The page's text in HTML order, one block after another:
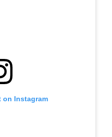
on Instagram